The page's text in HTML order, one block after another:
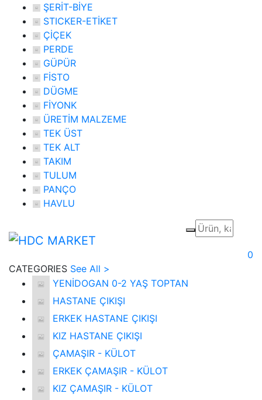
ŞERİT-BİYE
STICKER-ETİKET
ÇİÇEK
PERDE
GÜPÜR
FİSTO
DÜGME
FİYONK
ÜRETİM MALZEME
TEK ÜST
TEK ALT
TAKIM
TULUM
PANÇO
HAVLU
0
CATEGORIES See All >
YENİDOGAN 0-2 YAŞ TOPTAN
HASTANE ÇIKIŞI
ERKEK HASTANE ÇIKIŞI
KIZ HASTANE ÇIKIŞI
ÇAMAŞIR - KÜLOT
ERKEK ÇAMAŞIR - KÜLOT
KIZ ÇAMAŞIR - KÜLOT